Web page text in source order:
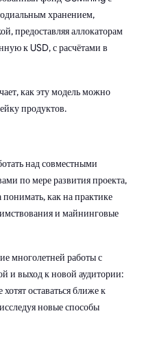
хранением,
предоставляя аллокаторам
к USD, с расчётами в
как эту модель можно
продуктов.
над совместными
по мере развития проекта,
как на практике
и майнинговые
многолетней работы с
и выход к новой аудитории:
оставаться ближе к
новые способы